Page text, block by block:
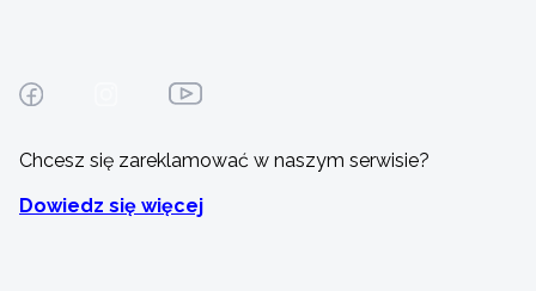
Chcesz się zareklamować w naszym serwisie?
Dowiedz się więcej